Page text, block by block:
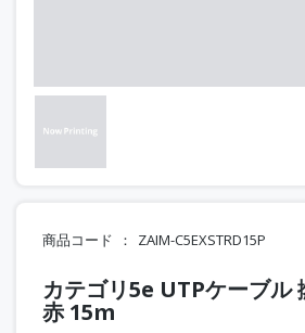
商品コード ZAIM-C5EXSTRD15P
カテゴリ5e UTPケーブル
赤 15m